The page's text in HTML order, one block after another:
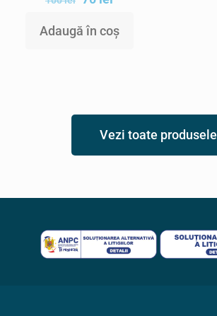
Adaugă în coș
Vezi toate produsele